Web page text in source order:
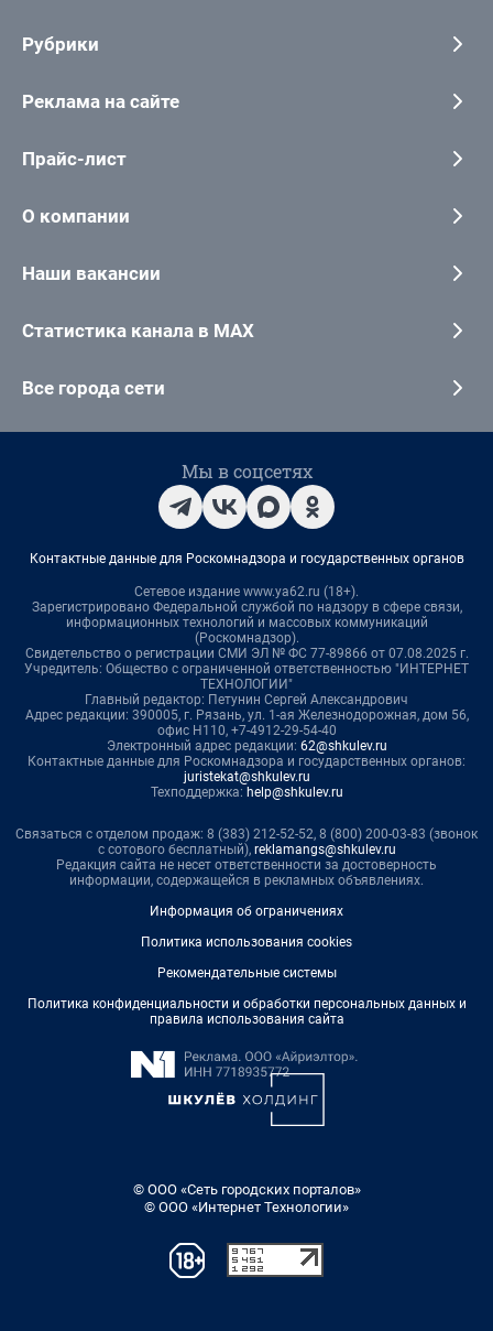
Рубрики
Реклама на сайте
Прайс-лист
О компании
Наши вакансии
Статистика канала в MAX
Все города сети
Мы в соцсетях
Контактные данные для Роскомнадзора и государственных органов
Сетевое издание www.ya62.ru (18+).
Зарегистрировано Федеральной службой по надзору в сфере связи,
информационных технологий и массовых коммуникаций
(Роскомнадзор).
Свидетельство о регистрации СМИ ЭЛ № ФС 77-89866 от 07.08.2025 г.
Учредитель: Общество с ограниченной ответственностью "ИНТЕРНЕТ
ТЕХНОЛОГИИ"
Главный редактор: Петунин Сергей Александрович
Адрес редакции: 390005, г. Рязань, ул. 1-ая Железнодорожная, дом 56,
офис Н110, +7-4912-29-54-40
Электронный адрес редакции: 62@shkulev.ru
Контактные данные для Роскомнадзора и государственных органов:
juristekat@shkulev.ru
Техподдержка: help@shkulev.ru
Связаться с отделом продаж: 8 (383) 212-52-52, 8 (800) 200-03-83 (звонок
с сотового бесплатный), reklamangs@shkulev.ru
Редакция сайта не несет ответственности за достоверность
информации, содержащейся в рекламных объявлениях.
Информация об ограничениях
Политика использования cookies
Рекомендательные системы
Политика конфиденциальности и обработки персональных данных и
правила использования сайта
© ООО «Сеть городских порталов»
© ООО «Интернет Технологии»